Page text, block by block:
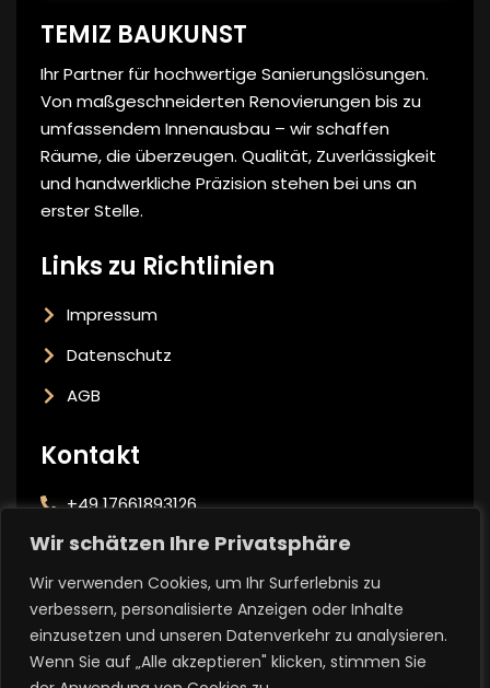
Wir schätzen Ihre Privatsphäre
Wir verwenden Cookies, um Ihr Surferlebnis zu
verbessern, personalisierte Anzeigen oder Inhalte
einzusetzen und unseren Datenverkehr zu analysieren.
Wenn Sie auf „Alle akzeptieren" klicken, stimmen Sie
TEMIZ BAUKUNST
Ihr Partner für hochwertige Sanierungslösungen.
Von maßgeschneiderten Renovierungen bis zu
umfassendem Innenausbau – wir schaffen
Räume, die überzeugen. Qualität, Zuverlässigkeit
und handwerkliche Präzision stehen bei uns an
erster Stelle.
Links zu Richtlinien
Impressum
Datenschutz
AGB
Kontakt
+49 17661893126
info@temizbaukunst.de
Potsdamer Str. 16/17 14163 Berlin Zehlendorf
Die Symbole stammen vonflaticon.com undicons8.com